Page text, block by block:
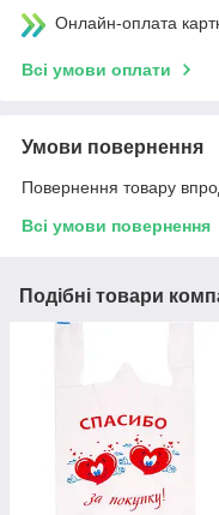
Онлайн-оплата
Всі умови оплати
Умови повернення
Повернення товару
Всі умови повернення
Подібні товари